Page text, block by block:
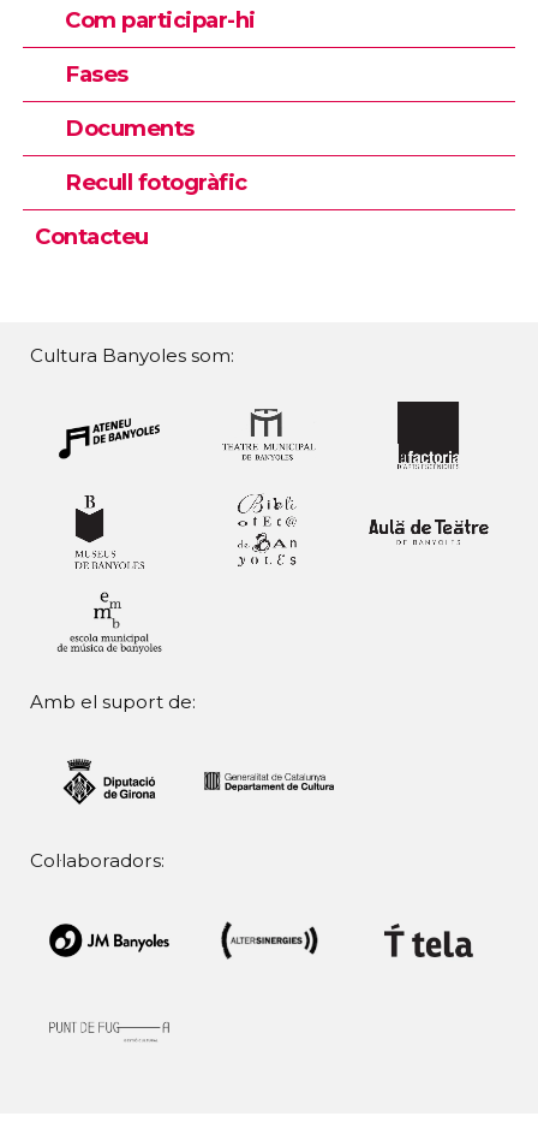
Com participar-hi
Fases
Documents
Recull fotogràfic
Contacteu
Cultura Banyoles som:
Amb el suport de:
Col·laboradors: